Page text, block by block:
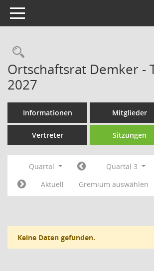
Toggle navigation
Rechercheauswahl
Ortschaftsrat Demker -
2027
Informationen Mitglieder
Vertreter Sitzungen
Quartal Quartal 3
Aktuell
Gremium auswählen
Keine Daten gefunden.